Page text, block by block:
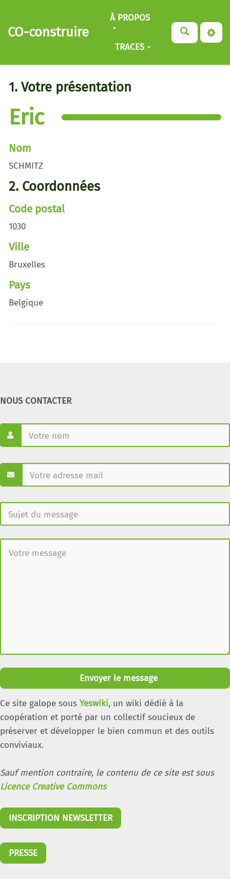
Aller au contenu principal
CO-construire
À PROPOS
TRACES
1. Votre présentation
Eric
Nom
SCHMITZ
2. Coordonnées
Code postal
1030
Ville
Bruxelles
Pays
Belgique
NOUS CONTACTER
Envoyer le message
Ce site galope sous Yeswiki, un wiki dédié à la
coopération et porté par un collectif soucieux de
préserver et développer le bien commun et des outils
conviviaux.
Sauf mention contraire, le contenu de ce site est sous
Licence Creative Commons
INSCRIPTION NEWSLETTER
PRESSE